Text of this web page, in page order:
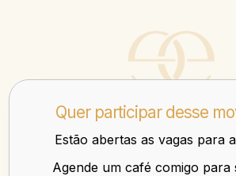
Quer participar desse
Estão abertas as vagas para
Agende um café comigo para